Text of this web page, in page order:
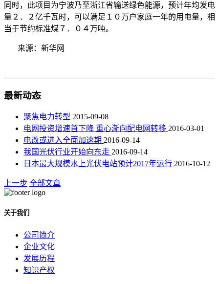
同时，此项目为宁波乃至浙江省输送绿色能源，预计年均发电
量２．２亿千瓦时，可以满足１０万户家庭一年的用电量，相
当于节约标准煤７．０４万吨。
来源：新华网
最新动态
聚焦电力转型 2015-09-08
电网投资增速首下降 重心渐向配电网转移 2016-03-01
电改或进入全面加速期 2016-09-14
我国光伏行业开始向东走 2016-09-14
日本最大规模水上光伏电站预计2017年运行 2016-10-12
上一步 全部文章
关于我们
公司简介
企业文化
发展历程
知识产权